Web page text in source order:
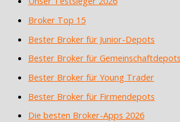
Broker Top 15
Bester Broker für Junior-Depots
Bester Broker für Gemeinschaftdepots
Bester Broker für Young Trader
Bester Broker für Firmendepots
Die besten Broker-Apps 2026